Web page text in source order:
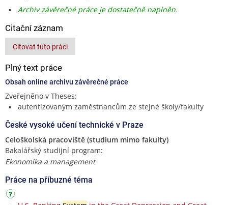
Archiv závěrečné práce je dostatečně naplněn.
Citační záznam
Citovat tuto práci
Plný text práce
Obsah online archivu závěrečné práce
Zveřejněno v Theses:
autentizovaným zaměstnancům ze stejné školy/fakulty
České vysoké učení technické v Praze
Celoškolská pracoviště (studium mimo fakulty)
Bakalářský studijní program:
Ekonomika a management
Práce na příbuzné téma